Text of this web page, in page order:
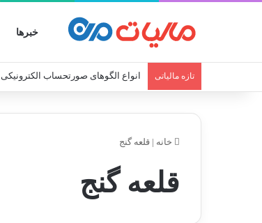
خبرها
تازه مالیاتی انواع الگوهای صورتحساب الکترونیکی
خانه | قلعه گنج
قلعه گنج